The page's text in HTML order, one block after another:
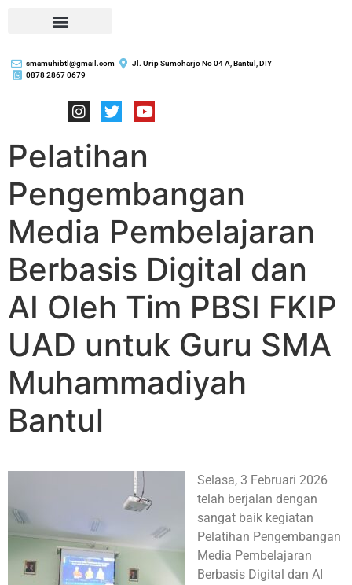
smamuhibtl@gmail.com
Jl. Urip Sumoharjo No 04 A, Bantul, DIY
0878 2867 0679
Pelatihan
Pengembangan
Media Pembelajaran
Berbasis Digital dan
AI Oleh Tim PBSI FKIP
UAD untuk Guru SMA
Muhammadiyah
Bantul
Selasa, 3 Februari 2026
telah berjalan dengan
sangat baik kegiatan
Pelatihan Pengembangan
Media Pembelajaran
Berbasis Digital dan AI